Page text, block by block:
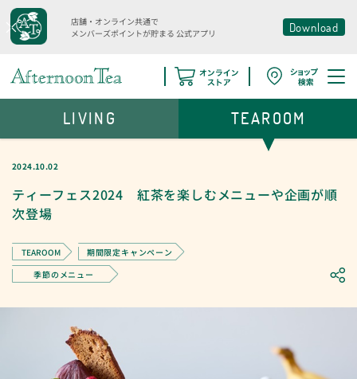
店舗・オンライン共通で
メンバーズポイントが貯まる 公式アプリ Download
2024.10.02
ティーフェス2024 紅茶を楽しむメニューや企画が順
次登場
TEAROOM
期間限定キャンペーン
季節のメニュー
LIVING TEAROOM